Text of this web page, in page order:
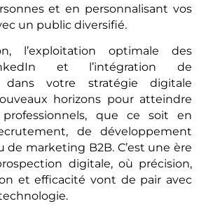
et en personnalisant vos
un public diversifié.
l’exploitation optimale des
et l’intégration de
dans votre stratégie digitale
horizons pour atteindre
que ce soit en
de développement
de marketing B2B. C’est une ère
digitale, où précision,
et efficacité vont de pair avec